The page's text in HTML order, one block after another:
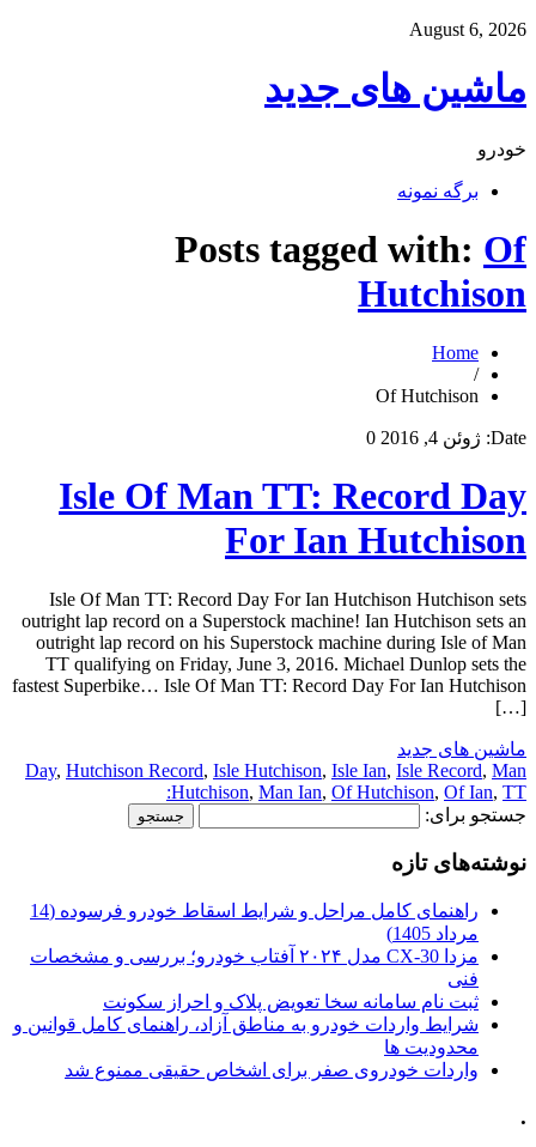
August 6, 2026
ماشین های جدید
خودرو
برگه نمونه
Posts tagged with: Of
Hutchison
Home
/
Of Hutchison
Date: ژوئن 4, 2016 0
Isle Of Man TT: Record Day
For Ian Hutchison
Isle Of Man TT: Record Day For Ian Hutchison Hutchison sets
outright lap record on a Superstock machine! Ian Hutchison sets an
outright lap record on his Superstock machine during Isle of Man
TT qualifying on Friday, June 3, 2016. Michael Dunlop sets the
fastest Superbike… Isle Of Man TT: Record Day For Ian Hutchison
[…]
ماشین های جدید
Day, Hutchison Record, Isle Hutchison, Isle Ian, Isle Record, Man
Hutchison, Man Ian, Of Hutchison, Of Ian, TT:
جستجو برای:
نوشته‌های تازه
راهنمای کامل مراحل و شرایط اسقاط خودرو فرسوده (14
مرداد 1405)
مزدا CX-30 مدل ۲۰۲۴ آفتاب خودرو؛ بررسی و مشخصات
فنی
ثبت نام سامانه سخا تعویض پلاک و احراز سکونت
شرایط واردات خودرو به مناطق آزاد، راهنمای کامل قوانین و
محدودیت ها
واردات خودروی صفر برای اشخاص حقیقی ممنوع شد
.